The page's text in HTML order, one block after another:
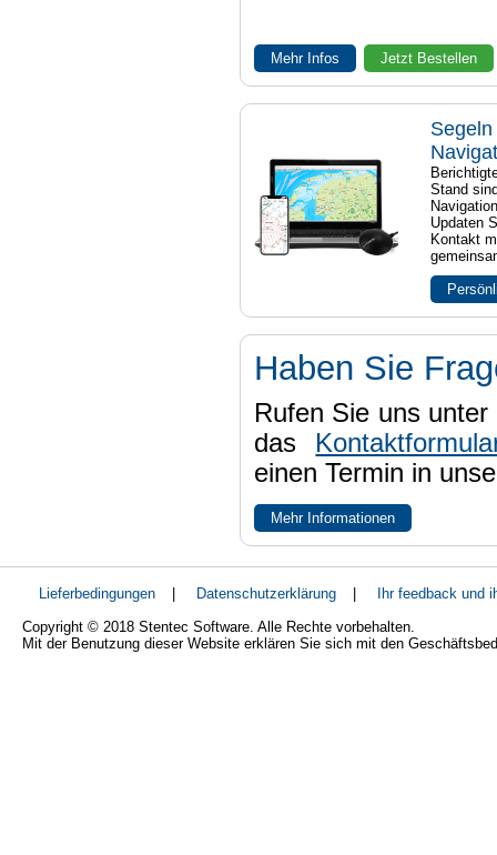
Mehr Infos Jetzt Bestellen
Stand
Updaten
Kontakt
Haben Sie
Rufen Sie uns
das
einen Termin in
Mehr Informationen
Lieferbedingungen | Datenschutzerklärung |
Ihr feedback und
Copyright © 2018 Stentec Software. Alle Rechte vorbehalten.
Mit der Benutzung dieser Website erklären Sie sich mit den